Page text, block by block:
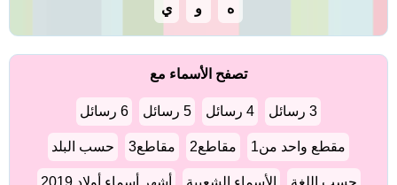
ه و ي
تصفح الأسماء مع
3 رسائل 4 رسائل 5 رسائل 6 رسائل
مقطع واحد من1 مقاطع2 مقاطع3 حسب البلد
حسب اللغة الأسماء الشعبية أشهر أسماء أولاد 2019